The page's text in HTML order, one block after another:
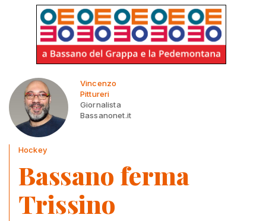
Vincenzo
Pittureri
Giornalista
Bassanonet.it
Hockey
Bassano ferma
Trissino